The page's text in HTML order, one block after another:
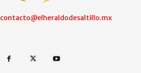
contacto@elheraldodesaltillo.mx